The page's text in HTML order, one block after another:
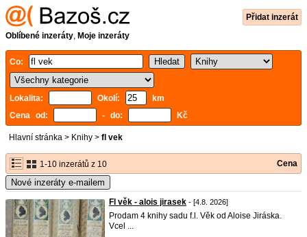
Přidat inzerát
Oblíbené inzeráty, Moje inzeráty
Co:
Lokalita: Okolí:
km
Cena od:
- do: Kč
Hlavní stránka > Knihy > fl vek
1-10 inzerátů z 10 Cena
Nové inzeráty e-mailem
Fl věk - alois jirasek - [4.8. 2026]
Prodam 4 knihy sadu f.l. Věk od Aloise Jiráska.
Vcel ...